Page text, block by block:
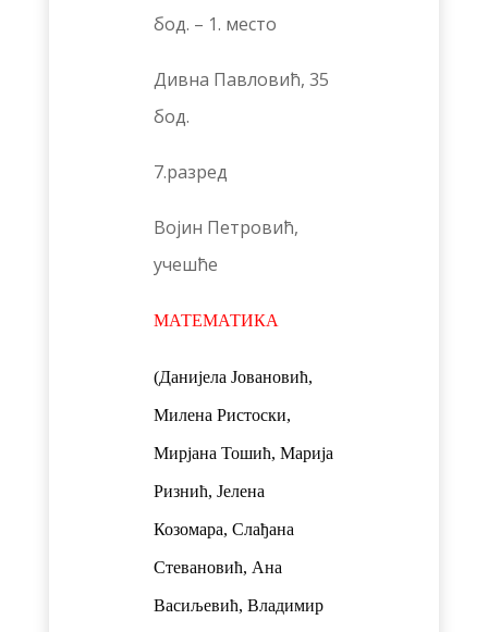
бод. – 1. место
Дивна Павловић, 35
бод.
7.разред
Војин Петровић,
учешће
МАТЕМАТИКА
(Данијела Јовановић,
Милена Ристоски,
Мирјана Тошић, Марија
Ризнић, Јелена
Козомара, Слађана
Стевановић, Ана
Васиљевић, Владимир